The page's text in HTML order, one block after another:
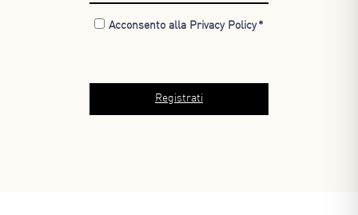
Acconsento alla Privacy Policy